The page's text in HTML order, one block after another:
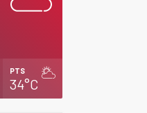
PTS
34°C